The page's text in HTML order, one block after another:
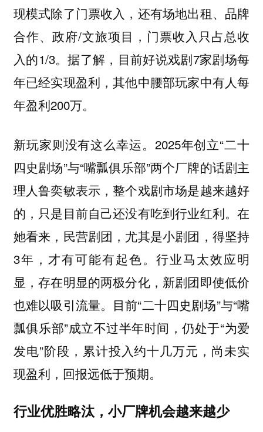
现模式除了门票收入，还有场地出租、品牌
合作、政府/文旅项目，门票收入只占总收
入的1/3。据了解，目前好说戏剧7家剧场每
年已经实现盈利，其他中腰部玩家中有人每
年盈利200万。
新玩家则没有这么幸运。2025年创立“二十
四史剧场”与“嘴瓢俱乐部”两个厂牌的话剧主
理人鲁奕敏表示，整个戏剧市场是越来越好
的，只是目前自己还没有吃到行业红利。在
她看来，民营剧团，尤其是小剧团，得坚持
3年，才有可能有起色。行业马太效应明
显，存在明显的两极分化，新剧团即使低价
也难以吸引流量。目前“二十四史剧场”与“嘴
瓢俱乐部”成立不过半年时间，仍处于“为爱
发电”阶段，累计投入约十几万元，尚未实
现盈利，回报远低于预期。
行业优胜略汰，小厂牌机会越来越少